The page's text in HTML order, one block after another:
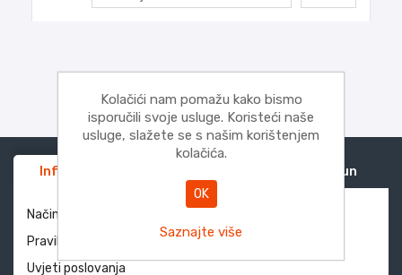
Informacije Moj račun
Način dostave i povrati
Pravila privatnosti
Uvjeti poslovanja
Kolačići nam pomažu kako bismo
isporučili svoje usluge. Koristeći naše
usluge, slažete se s našim korištenjem
kolačića.
OK
Saznajte više